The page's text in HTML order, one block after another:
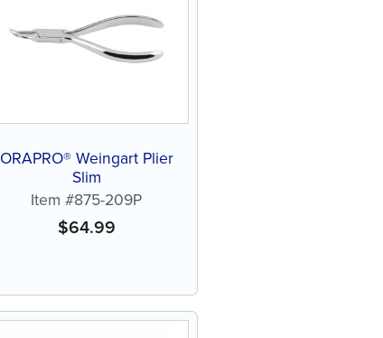
ORAPRO® Weingart Plier
Slim
Item #875-209P
$64.99